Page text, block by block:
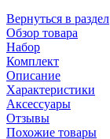
Вернуться в раздел
Обзор товара
Набор
Комплект
Описание
Характеристики
Аксессуары
Отзывы
Похожие товары